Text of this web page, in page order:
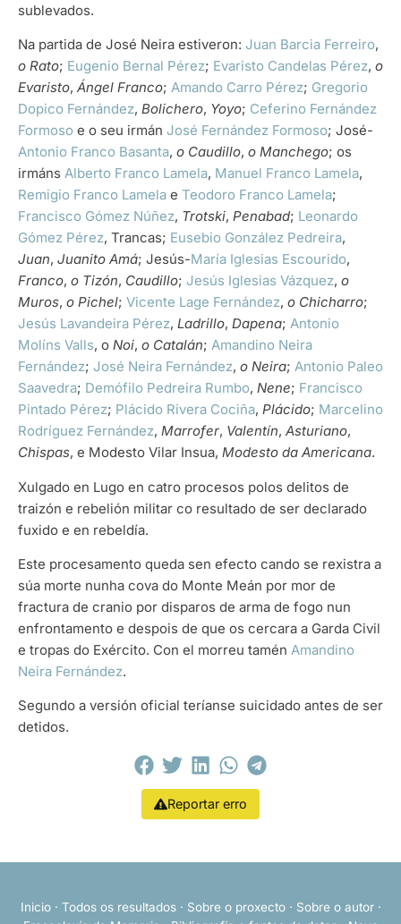
sublevados.
Na partida de José Neira estiveron: Juan Barcia Ferreiro,
o Rato; Eugenio Bernal Pérez; Evaristo Candelas Pérez, o
Evaristo, Ángel Franco; Amando Carro Pérez; Gregorio
Dopico Fernández, Bolichero, Yoyo; Ceferino Fernández
Formoso e o seu irmán José Fernández Formoso; José-
Antonio Franco Basanta, o Caudillo, o Manchego; os
irmáns Alberto Franco Lamela, Manuel Franco Lamela,
Remigio Franco Lamela e Teodoro Franco Lamela;
Francisco Gómez Núñez, Trotski, Penabad; Leonardo
Gómez Pérez, Trancas; Eusebio González Pedreira,
Juan, Juanito Amá; Jesús-María Iglesias Escourido,
Franco, o Tizón, Caudillo; Jesús Iglesias Vázquez, o
Muros, o Pichel; Vicente Lage Fernández, o Chicharro;
Jesús Lavandeira Pérez, Ladrillo, Dapena; Antonio
Molíns Valls, o Noi, o Catalán; Amandino Neira
Fernández; José Neira Fernández, o Neira; Antonio Paleo
Saavedra; Demófilo Pedreira Rumbo, Nene; Francisco
Pintado Pérez; Plácido Rivera Cociña, Plácido; Marcelino
Rodríguez Fernández, Marrofer, Valentín, Asturiano,
Chispas, e Modesto Vilar Insua, Modesto da Americana.
Xulgado en Lugo en catro procesos polos delitos de
traizón e rebelión militar co resultado de ser declarado
fuxido e en rebeldía.
Este procesamento queda sen efecto cando se rexistra a
súa morte nunha cova do Monte Meán por mor de
fractura de cranio por disparos de arma de fogo nun
enfrontamento e despois de que os cercara a Garda Civil
e tropas do Exército. Con el morreu tamén Amandino
Neira Fernández.
Segundo a versión oficial teríanse suicidado antes de ser
detidos.
Reportar erro
Inicio· Todos os resultados· Sobre o proxecto· Sobre o autor·